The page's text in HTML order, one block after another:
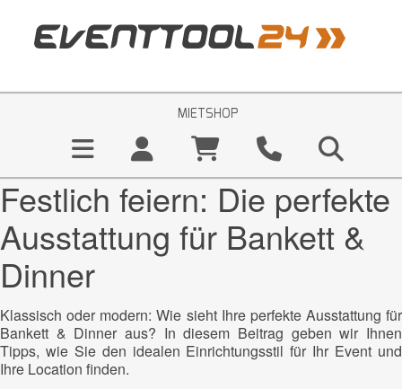
MIETSHOP
Festlich feiern: Die perfekte
Ausstattung für Bankett &
Dinner
Klassisch oder modern: Wie sieht Ihre perfekte Ausstattung für
Bankett & Dinner aus? In diesem Beitrag geben wir Ihnen
Tipps, wie Sie den idealen Einrichtungsstil für Ihr Event und
Ihre Location finden.